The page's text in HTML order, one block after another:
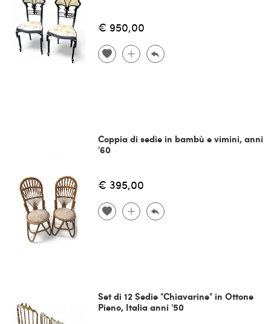
€ 950,00
Coppia di sedie in bambù e vimini, anni
'60
€ 395,00
Set di 12 Sedie "Chiavarine" in Ottone
Pieno, Italia anni '50